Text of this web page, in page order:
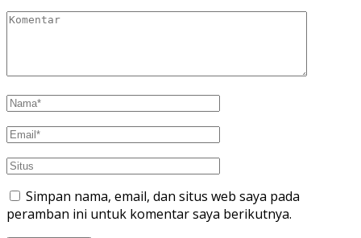
Simpan nama, email, dan situs web saya pada
peramban ini untuk komentar saya berikutnya.